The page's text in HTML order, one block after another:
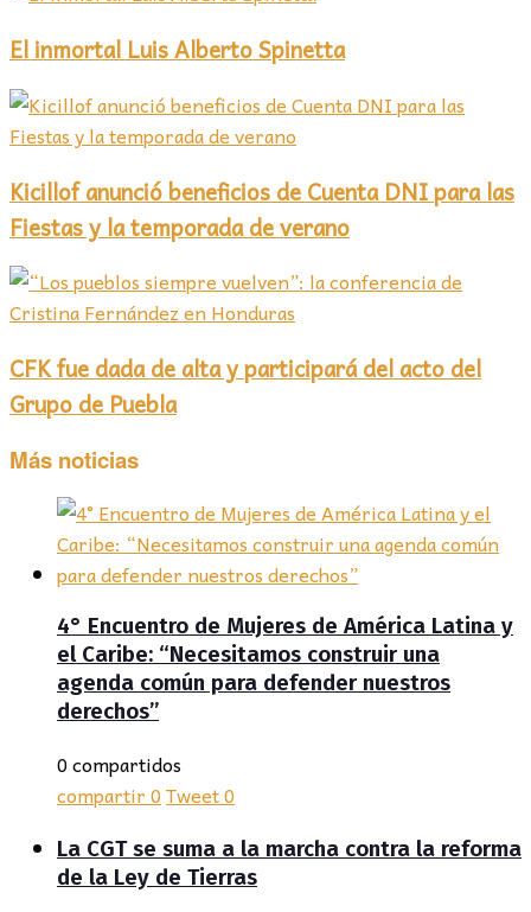
El inmortal Luis Alberto Spinetta
Kicillof anunció beneficios de Cuenta DNI para las
Fiestas y la temporada de verano
CFK fue dada de alta y participará del acto del
Grupo de Puebla
Más noticias
4° Encuentro de Mujeres de América Latina y
el Caribe: “Necesitamos construir una
agenda común para defender nuestros
derechos”
0 compartidos
compartir0Tweet0
La CGT se suma a la marcha contra la reforma
de la Ley de Tierras